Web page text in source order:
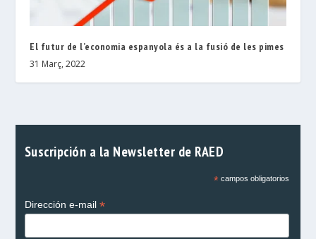
El futur de l’economia espanyola és a la fusió de les pimes
31 Març, 2022
Suscripción a la Newsletter de RAED
*campos obligatorios
Dirección e-mail *